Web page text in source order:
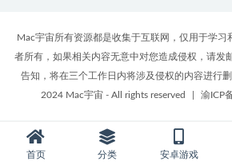
Mac宇宙所有资源都是收集于互联网，仅用于学习
者所有，如果相关内容无意中对您造成侵权，请发
告知，将在三个工作日内将涉及侵权的内容进行
2024 Mac宇宙 - All rights reserved
渝ICP
首页 分类 安卓游戏